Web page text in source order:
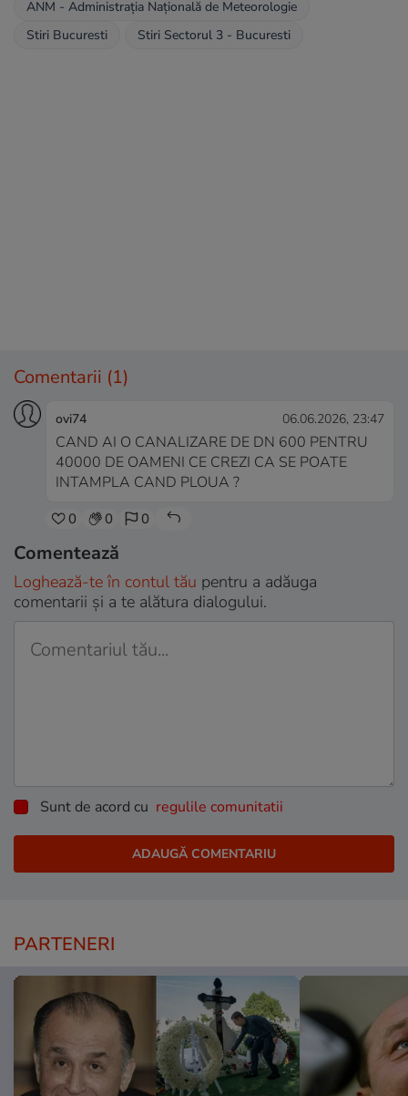
ANM - Administraţia Naţională de Meteorologie
Stiri Bucuresti
Stiri Sectorul 3 - Bucuresti
Comentarii (1)
ovi74 06.06.2026, 23:47
CAND AI O CANALIZARE DE DN 600 PENTRU
40000 DE OAMENI CE CREZI CA SE POATE
INTAMPLA CAND PLOUA ?
0 0 0
Comentează
Loghează-te în contul tău pentru a adăuga
comentarii și a te alătura dialogului.
Sunt de acord cu regulile comunitatii
PARTENERI